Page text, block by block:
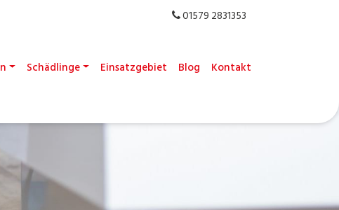
01579 2831353
Schädlinge Einsatzgebiet Blog Kontakt